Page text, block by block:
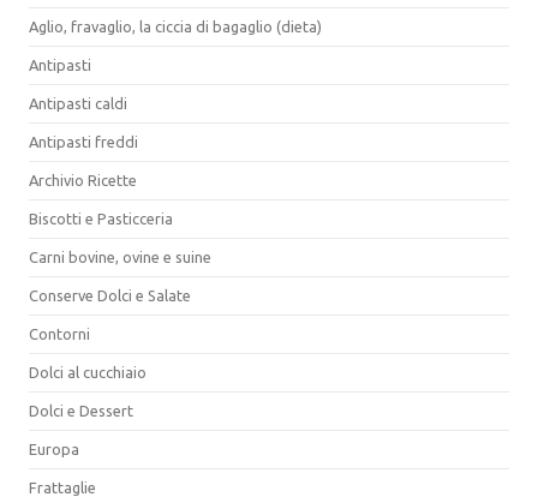
Aglio, fravaglio, la ciccia di bagaglio (dieta)
Antipasti
Antipasti caldi
Antipasti freddi
Archivio Ricette
Biscotti e Pasticceria
Carni bovine, ovine e suine
Conserve Dolci e Salate
Contorni
Dolci al cucchiaio
Dolci e Dessert
Europa
Frattaglie